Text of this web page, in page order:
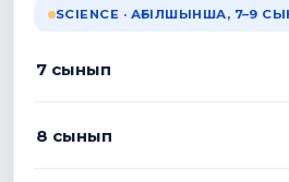
SCIENCE · АҒЫЛШЫНША, 7–9
7 сынып
8 сынып